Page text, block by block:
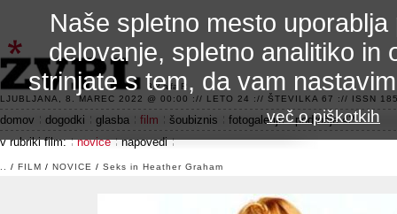
3.2 alfa R
LJUBLJANA, 8. MAREC 2022 @ 00:00 :// LETO 24 :// ŠTEVILKA 67 :// ISSN
domov dogodki glasba film šoubiznis fotogalerije
področje 42
v rubriki film:
novice napovedi
/ FILM / NOVICE / Seks in Heather Graham
Naše spletno mesto
delovanje, spletno analitiko in
strinjate s tem, da vam
več o piškotkih